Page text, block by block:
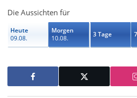
Die Aussichten für
Heute
09.08.
Morgen
10.08.
3 Tage